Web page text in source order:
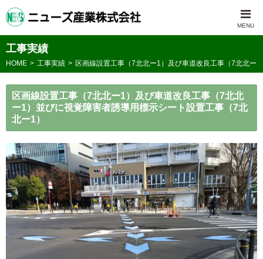
工事実績
HOME 工事実績 区画線設置工事（7北北ー1）及び車道改良工事（7北北ー
区画線設置工事（7北北ー1）及び車道改良工事（7北北
ー1）並びに視覚障害者誘導用標示シート設置工事（7北
北ー1）